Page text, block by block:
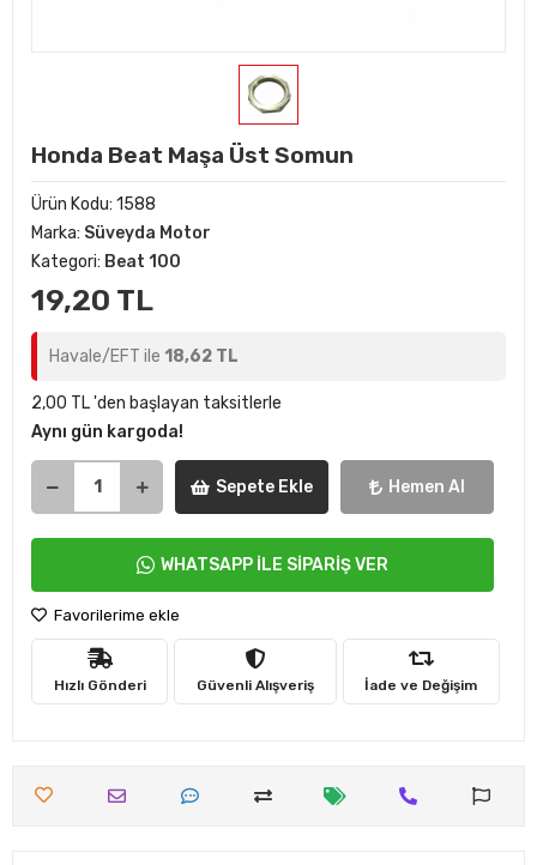
Honda Beat Maşa Üst Somun
Ürün Kodu: 1588
Marka: Süveyda Motor
Kategori: Beat 100
19,20 TL
Havale/EFT ile 18,62 TL
2,00 TL 'den başlayan taksitlerle
Aynı gün kargoda!
Sepete Ekle Hemen Al
WHATSAPP İLE SİPARİŞ VER
Favorilerime ekle
Hızlı Gönderi Güvenli Alışveriş İade ve Değişim